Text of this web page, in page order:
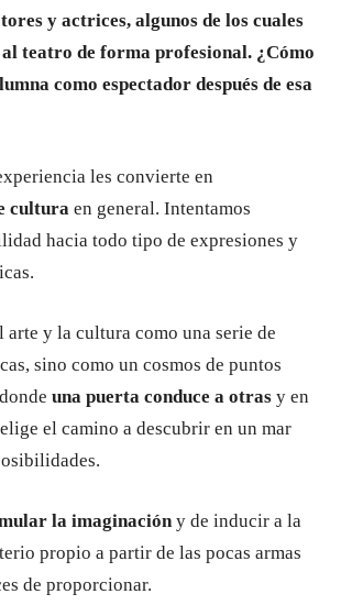
y actrices, algunos de los cuales
al teatro de forma profesional. ¿Cómo
como espectador después de esa
les convierte en
cultura en general. Intentamos
hacia todo tipo de expresiones y
arte y la cultura como una serie de
sino como un cosmos de puntos
una puerta conduce a otras y en
el camino a descubrir en un mar
la imaginacióny de inducir a la
propio a partir de las pocas armas
de proporcionar.